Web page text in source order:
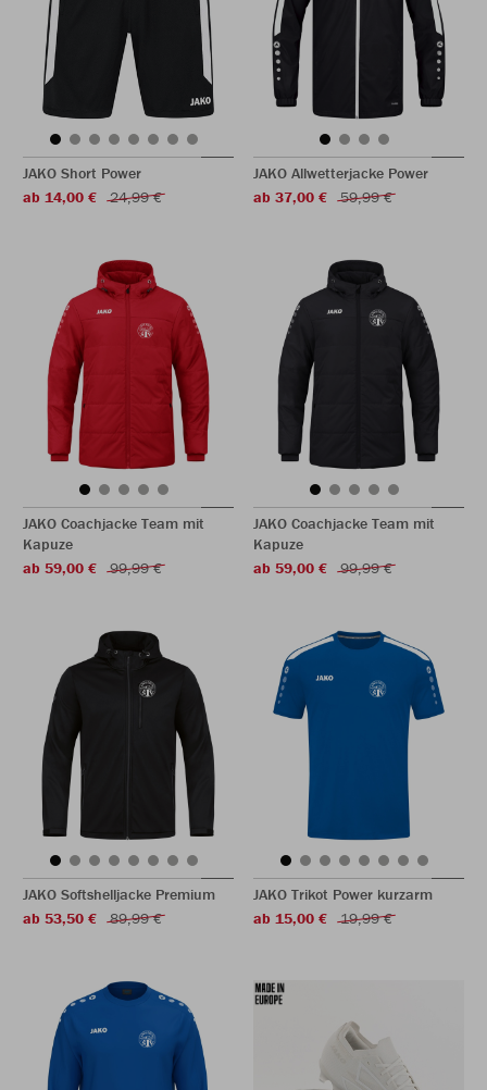
JAKO Short Power
ab 14,00 €
24,99 €
JAKO Allwetterjacke Power
ab 37,00 €
59,99 €
JAKO Coachjacke Team mit
Kapuze
ab 59,00 €
99,99 €
JAKO Coachjacke Team mit
Kapuze
ab 59,00 €
99,99 €
JAKO Softshelljacke Premium
ab 53,50 €
89,99 €
JAKO Trikot Power kurzarm
ab 15,00 €
19,99 €